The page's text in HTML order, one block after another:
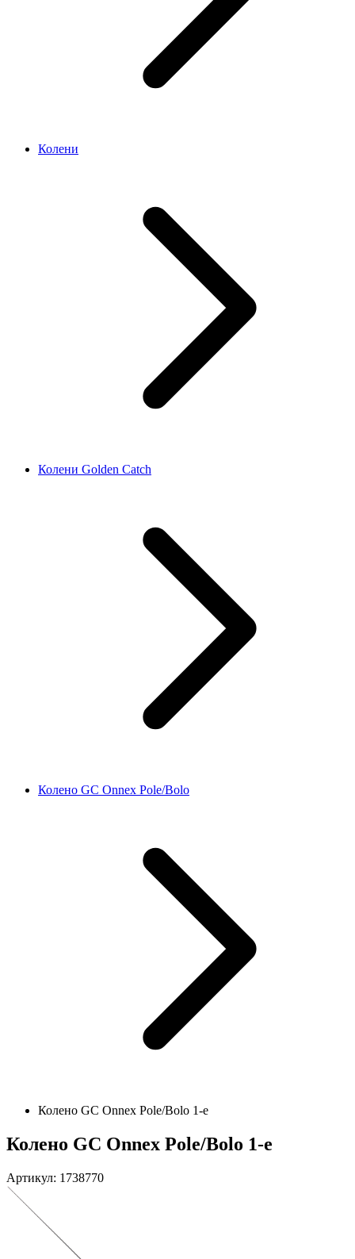
Колени
Колени Golden Catch
Колено GC Onnex Pole/Bolo
Колено GC Onnex Pole/Bolo 1-е
Колено GC Onnex Pole/Bolo 1-е
Артикул: 1738770